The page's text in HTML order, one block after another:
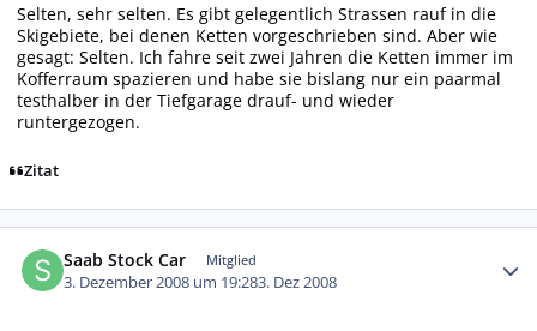
Selten, sehr selten. Es gibt gelegentlich Strassen rauf in die
Skigebiete, bei denen Ketten vorgeschrieben sind. Aber wie
gesagt: Selten. Ich fahre seit zwei Jahren die Ketten immer im
Kofferraum spazieren und habe sie bislang nur ein paarmal
testhalber in der Tiefgarage drauf- und wieder
runtergezogen.
Zitat
Saab Stock Car Mitglied
3. Dezember 2008 um 19:283. Dez 2008